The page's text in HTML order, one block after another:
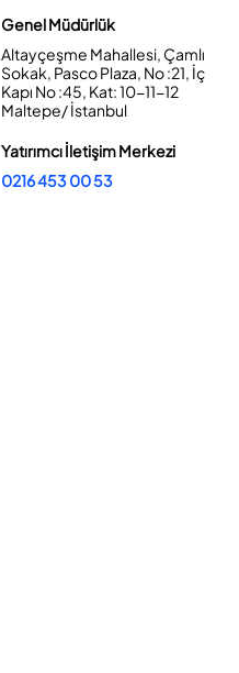
Genel Müdürlük
Altayçeşme Mahallesi, Çamlı
Sokak, Pasco Plaza, No :21, İç
Kapı No :45, Kat: 10-11-12
Maltepe/ İstanbul
Yatırımcı İletişim Merkezi
0216 453 00 53